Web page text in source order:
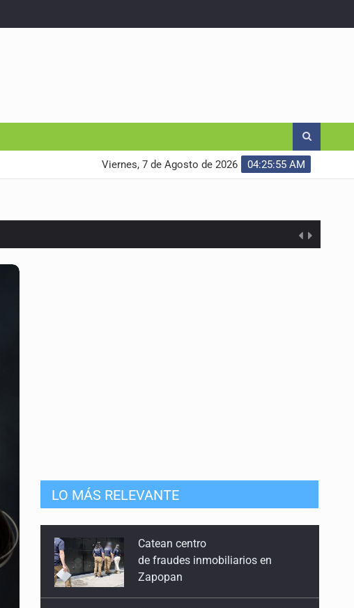
04:25:56 AM
Viernes, 7 de Agosto de 2026
Economista
LO MÁS RELEVANTE
Que el IPEJAL encabece la lista
de deudores en Jalisco es un
“foco rojo” de gran magnitud: